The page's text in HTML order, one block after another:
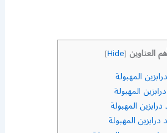
العناوين [
Hide
]
المهبولة
المهبولة
المهبولة
المهبولة